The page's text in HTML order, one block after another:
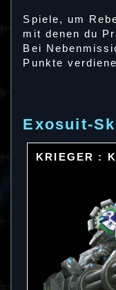
Spiele, um
mit denen du
Bei
Punkte
Exosuit-
KRIEGER :